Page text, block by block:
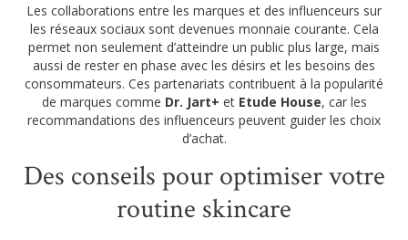
Les collaborations entre les marques et des influenceurs sur
les réseaux sociaux sont devenues monnaie courante. Cela
permet non seulement d’atteindre un public plus large, mais
aussi de rester en phase avec les désirs et les besoins des
consommateurs. Ces partenariats contribuent à la popularité
de marques comme Dr. Jart+ et Etude House, car les
recommandations des influenceurs peuvent guider les choix
d’achat.
Des conseils pour optimiser votre
routine skincare